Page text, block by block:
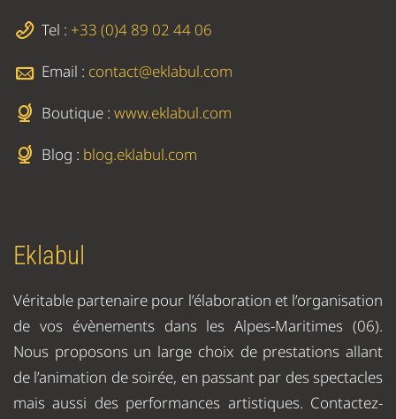
Tel : +33 (0)4 89 02 44 06
Email : contact@eklabul.com
Boutique : www.eklabul.com
Blog : blog.eklabul.com
Eklabul
Véritable partenaire pour l’élaboration et l’organisation
de vos évènements dans les Alpes-Maritimes (06).
Nous proposons un large choix de prestations allant
de l’animation de soirée, en passant par des spectacles
mais aussi des performances artistiques. Contactez-